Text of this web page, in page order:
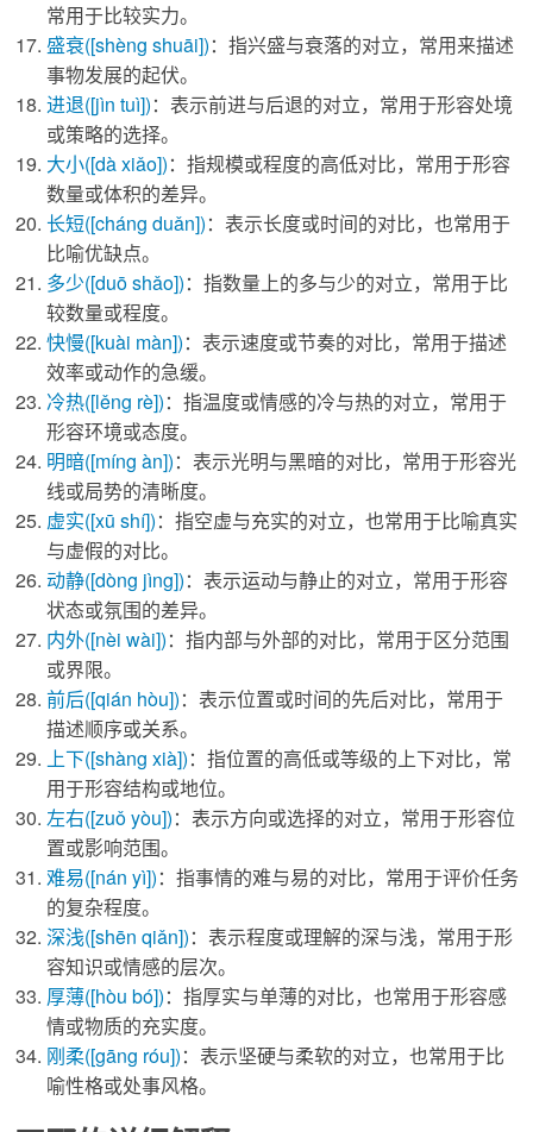
常用于比较实力。
盛衰([shèng shuāi])：指兴盛与衰落的对立，常用来描述
事物发展的起伏。
进退([jìn tuì])：表示前进与后退的对立，常用于形容处境
或策略的选择。
大小([dà xiǎo])：指规模或程度的高低对比，常用于形容
数量或体积的差异。
长短([cháng duǎn])：表示长度或时间的对比，也常用于
比喻优缺点。
多少([duō shǎo])：指数量上的多与少的对立，常用于比
较数量或程度。
快慢([kuài màn])：表示速度或节奏的对比，常用于描述
效率或动作的急缓。
冷热([lěng rè])：指温度或情感的冷与热的对立，常用于
形容环境或态度。
明暗([míng àn])：表示光明与黑暗的对比，常用于形容光
线或局势的清晰度。
虚实([xū shí])：指空虚与充实的对立，也常用于比喻真实
与虚假的对比。
动静([dòng jìng])：表示运动与静止的对立，常用于形容
状态或氛围的差异。
内外([nèi wài])：指内部与外部的对比，常用于区分范围
或界限。
前后([qián hòu])：表示位置或时间的先后对比，常用于
描述顺序或关系。
上下([shàng xià])：指位置的高低或等级的上下对比，常
用于形容结构或地位。
左右([zuǒ yòu])：表示方向或选择的对立，常用于形容位
置或影响范围。
难易([nán yì])：指事情的难与易的对比，常用于评价任务
的复杂程度。
深浅([shēn qiǎn])：表示程度或理解的深与浅，常用于形
容知识或情感的层次。
厚薄([hòu bó])：指厚实与单薄的对比，也常用于形容感
情或物质的充实度。
刚柔([gāng róu])：表示坚硬与柔软的对立，也常用于比
喻性格或处事风格。